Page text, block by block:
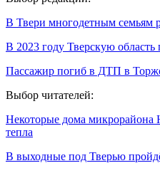
В Твери многодетным семьям
В 2023 году Тверскую
Пассажир погиб в ДТП в
Выбор читателей:
Некоторые дома микрорайона
тепла
В выходные под Тверью